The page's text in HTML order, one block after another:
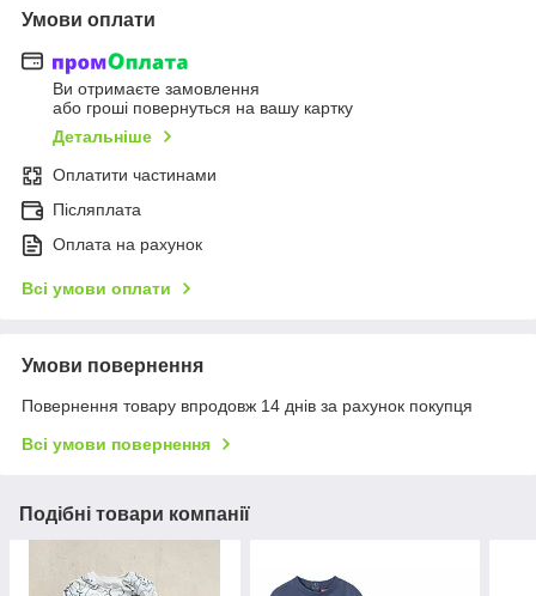
Умови оплати
Ви отримаєте замовлення
або гроші повернуться на вашу картку
Детальніше
Оплатити частинами
Післяплата
Оплата на рахунок
Всі умови оплати
Умови повернення
Повернення товару впродовж 14 днів за рахунок покупця
Всі умови повернення
Подібні товари компанії